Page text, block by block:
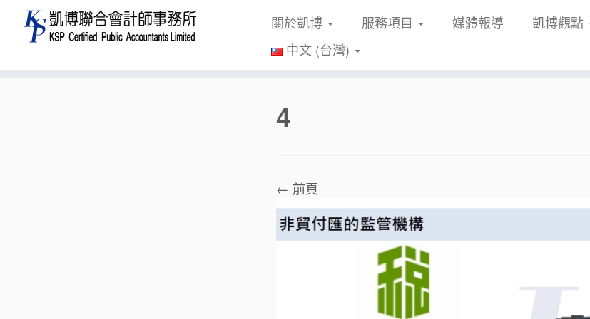
關於凱博 服務項目 媒體報導 凱博觀點
中文 (台灣)
4
← 前頁